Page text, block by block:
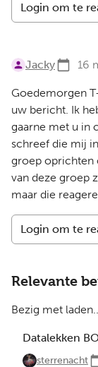
Login om te
Jacky 16
Goedemorgen
uw bericht. Ik
gaarne met u in
schreef die mij
groep oprichten
van deze groep
maar die
Login om te
Relevante
Bezig met laden...
Datalekken
sterrenacht